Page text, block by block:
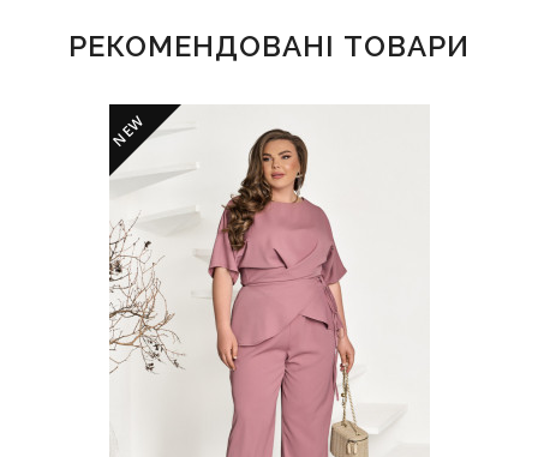
РЕКОМЕНДОВАНІ ТОВАРИ
NEW